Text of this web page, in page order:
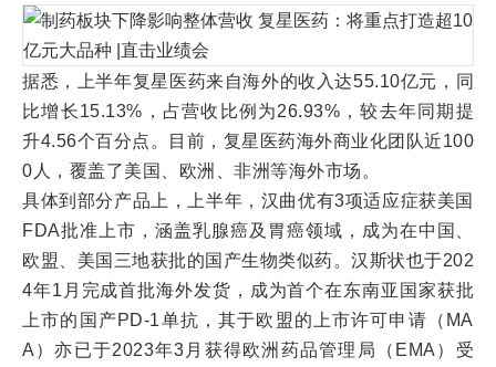
据悉，上半年复星医药来自海外的收入达55.10亿元，同
比增长15.13%，占营收比例为26.93%，较去年同期提
升4.56个百分点。目前，复星医药海外商业化团队近100
0人，覆盖了美国、欧洲、非洲等海外市场。
具体到部分产品上，上半年，汉曲优有3项适应症获美国
FDA批准上市，涵盖乳腺癌及胃癌领域，成为在中国、
欧盟、美国三地获批的国产生物类似药。汉斯状也于202
4年1月完成首批海外发货，成为首个在东南亚国家获批
上市的国产PD-1单抗，其于欧盟的上市许可申请（MA
A）亦已于2023年3月获得欧洲药品管理局（EMA）受